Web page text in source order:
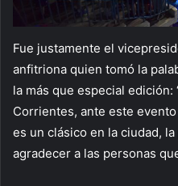
Fue justamente el
anfitriona quien tomó la
la más que especial edición:
Corrientes, ante este
es un clásico en la ciudad,
agradecer a las personas